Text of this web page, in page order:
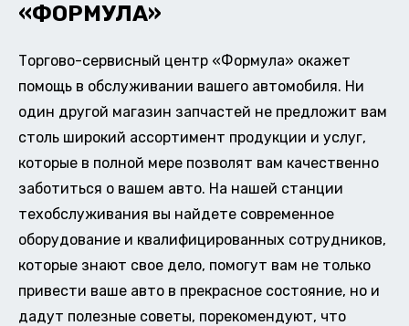
«ФОРМУЛА»
Торгово-сервисный центр «Формула» окажет
помощь в обслуживании вашего автомобиля. Ни
один другой магазин запчастей не предложит вам
столь широкий ассортимент продукции и услуг,
которые в полной мере позволят вам качественно
заботиться о вашем авто. На нашей станции
техобслуживания вы найдете современное
оборудование и квалифицированных сотрудников,
которые знают свое дело, помогут вам не только
привести ваше авто в прекрасное состояние, но и
дадут полезные советы, порекомендуют, что